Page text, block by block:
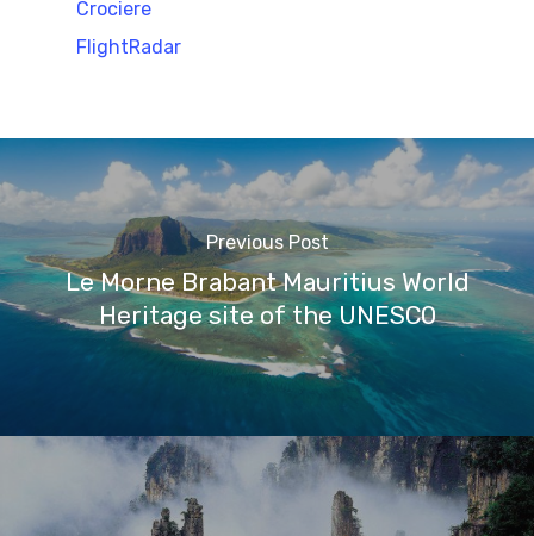
Crociere
FlightRadar
Previous Post
Le Morne Brabant Mauritius World
Heritage site of the UNESCO